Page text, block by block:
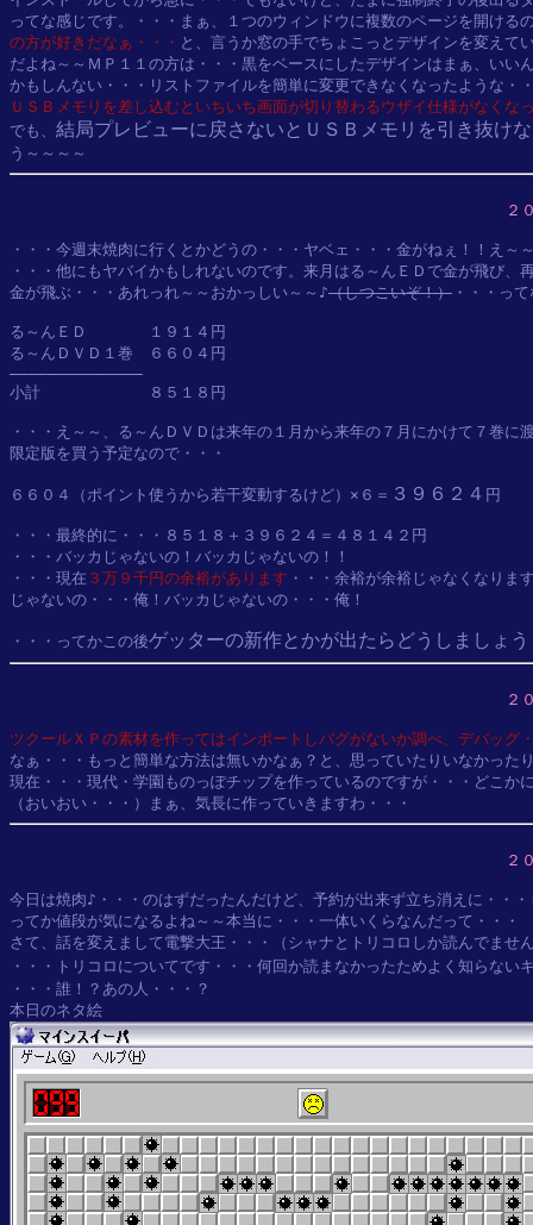
ってな感じです。・・・まぁ、１つのウィンドウに複数のページを開ける
の方が好きだなぁ・・・ と、言うか窓の手でちょこっとデザインを変えて
だよね～～ＭＰ１１の方は・・・黒をベースにしたデザインはまぁ、いい
ＵＳＢメモリを差し込むといちいち画面が切り替わるウザイ仕様がなくな
でも、 結局プレビューに戻さないとＵＳＢメモリを引き抜け
２
・・・今週末焼肉に行くとかどうの・・・ヤベェ・・・金がねぇ！！え～
・・・他にもヤバイかもしれないのです。来月はる～んＥＤで金が飛び、
金が飛ぶ・・・あれっれ～～おかっしい～～♪（しつこいぞ！） ・・・っ
る～んＥＤ　　　　１９１４円
る～んＤＶＤ１巻　６６０４円
――――――――――――――
小計　　　　　　　８５１８円
・・・え～～、る～んＤＶＤは来年の１月から来年の７月にかけて７巻に
限定版を買う予定なので・・・
６６０４（ポイント使うから若干変動するけど）×６＝ ３９６２４ 円
・・・最終的に・・・８５１８＋３９６２４＝４８１４２円
・・・バッカじゃないの！バッカじゃないの！！
・・・現在 ３万９千円の余裕があります ・・・余裕が余裕じゃなくなりま
じゃないの・・・俺！バッカじゃないの・・・俺！
・・・ってかこの後ゲッターの新作とかが出たらどうしましょう
２
ツクールＸＰの素材を作ってはインポートしバグがないか調べ、デバッグ
なぁ・・・もっと簡単な方法は無いかなぁ？と、思っていたりいなかった
現在・・・現代・学園ものっぽチップを作っているのですが・・・どこか
２
今日は焼肉♪・・・のはずだったんだけど、予約が出来ず立ち消えに・・
ってか値段が気になるよね～～本当に・・・一体いくらなんだって・・・
さて、話を変えまして電撃大王・・・（シャナとトリコロしか読んでませ
・・・トリコロについてです・・・何回か読まなかったためよく知らない
・・・誰！？あの人・・・？